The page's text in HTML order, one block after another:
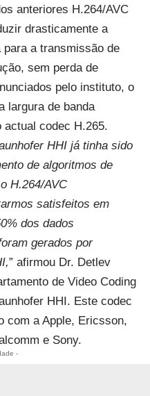
anteriores H.264/AVC
drasticamente a
para a transmissão de
sem perda de
pelo instituto, o
largura de banda
actual codec H.265.
HHI já tinha sido
de algoritmos de
H.264/AVC
satisfeitos em
dos dados
gerados por
” afirmou Dr. Detlev
de Video Coding
HHI. Este codec
com a Apple, Ericsson,
e Sony.
-